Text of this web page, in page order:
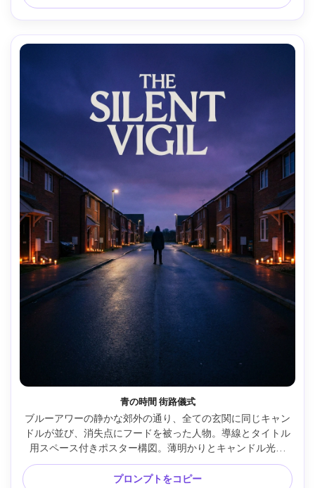
青の時間 街路儀式
ブルーアワーの静かな郊外の通り、全ての玄関に同じキャン
ドルが並び、消失点にフードを被った人物。導線とタイトル
用スペース付きポスター構図。薄明かりとキャンドル光、
Nikon Z8・35mm f/1.8、ワイドシネマ構図、不穏な静けさ、
リアルな反射と影、粒状感、高解像度、架空タイトル、
プロンプトをコピー